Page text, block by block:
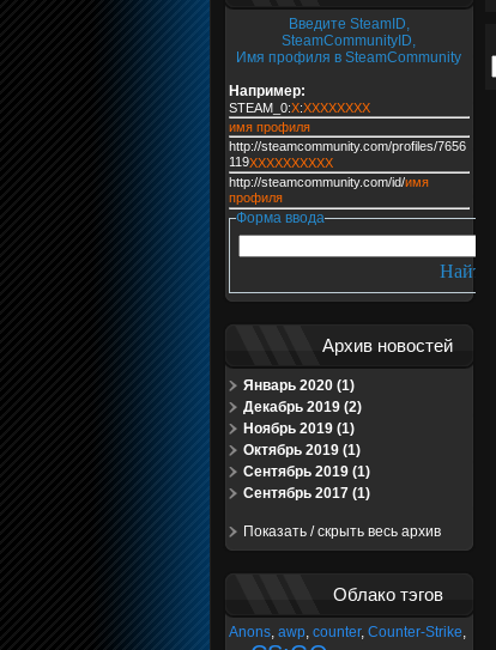
Введите SteamID,
SteamCommunityID,
Имя профиля в SteamCommunity
Например:
STEAM_0:X:XXXXXXXX
имя профиля
http://steamcommunity.com/profiles/7656
119XXXXXXXXXX
http://steamcommunity.com/id/имя
профиля
Форма ввода
Архив новостей
Январь 2020 (1)
Декабрь 2019 (2)
Ноябрь 2019 (1)
Октябрь 2019 (1)
Сентябрь 2019 (1)
Сентябрь 2017 (1)
Показать / скрыть весь архив
Облако тэгов
Anons, awp, counter, Counter-Strike,